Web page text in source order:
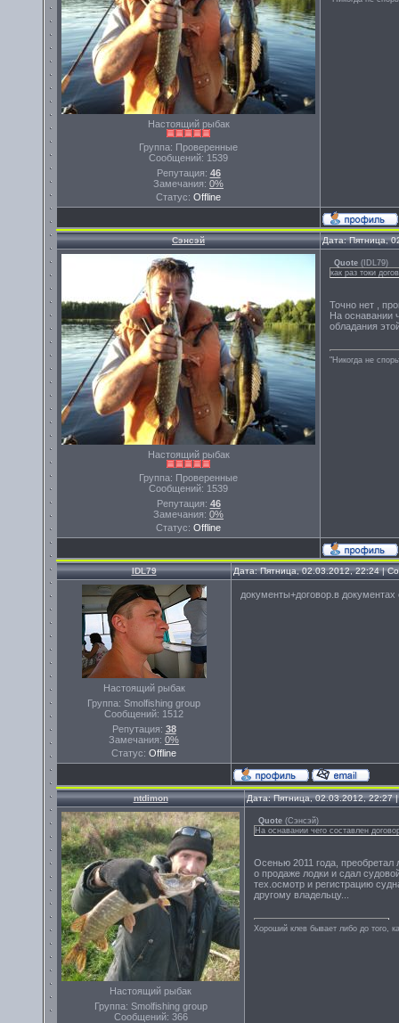
Настоящий рыбак
Группа: Проверенные
Сообщений: 1539
Репутация: 46
Замечания: 0%
Статус: Offline
Сэнсэй Дата: Пятница,
Настоящий рыбак
Группа: Проверенные
Сообщений: 1539
Репутация: 46
Замечания: 0%
Статус: Offline
Quote ( IDL79)
как раз токи
Точно нет ,
На оснавании
обладания
"Никогда не
IDL79 Дата: Пятница, 02.03.2012, 22:24 |
Настоящий рыбак
Группа: Smolfishing group
Сообщений: 1512
Репутация: 38
Замечания: 0%
Статус: Offline
документы+договор.в
ntdimon Дата: Пятница, 02.03.2012,
Настоящий рыбак
Группа: Smolfishing group
Сообщений: 366
Quote (Сэнсэй)
На оснавании чего составлен
Осенью 2011 года,
о продаже лодки и сдал
тех.осмотр и регистрацию
другому владельцу...
Хороший клев бывает либо до того,